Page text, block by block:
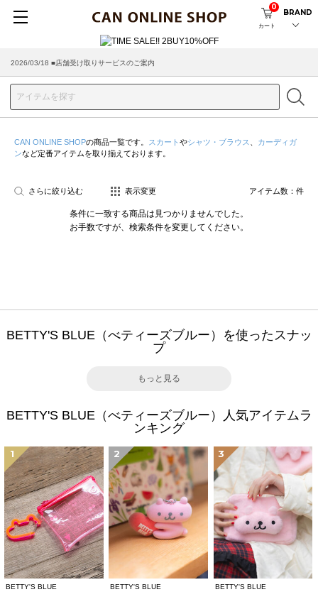
カート
0
BRAND
2026/03/18 ■店舗受け取りサービスのご案内
CAN ONLINE SHOPの商品一覧です。 スカート やシャツ・ブラウス
カーディガ
ンなど定番アイテムを取り揃えております。
さらに絞り込む 表示変更 アイテム数： 件
条件に一致する商品は見つかりませんでした。
お手数ですが、検索条件を変更してください。
BETTY'S BLUE（べティーズブルー）を使ったスナッ
プ
もっと見る
BETTY'S BLUE（べティーズブルー）人気アイテムラ
ンキング
1
BETTY'S BLUE
2
BETTY'S BLUE
3
BETTY'S BLUE